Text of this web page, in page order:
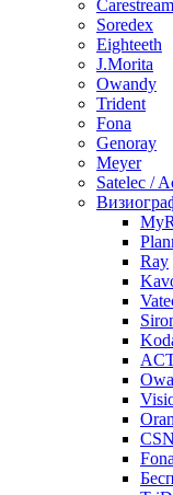
Carestream
Soredex
Eighteeth
J.Morita
Owandy
Trident
Fona
Genoray
Meyer
Satelec /
Ray
CSN
Fona